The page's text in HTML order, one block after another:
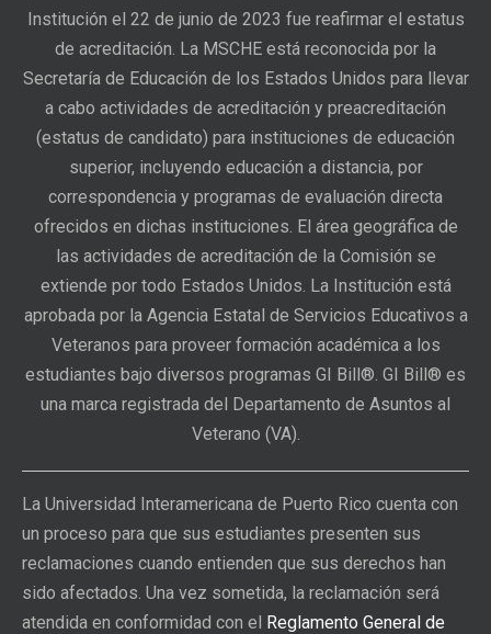
Institución el 22 de junio de 2023 fue reafirmar el estatus
de acreditación. La MSCHE está reconocida por la
Secretaría de Educación de los Estados Unidos para llevar
a cabo actividades de acreditación y preacreditación
(estatus de candidato) para instituciones de educación
superior, incluyendo educación a distancia, por
correspondencia y programas de evaluación directa
ofrecidos en dichas instituciones. El área geográfica de
las actividades de acreditación de la Comisión se
extiende por todo Estados Unidos. La Institución está
aprobada por la Agencia Estatal de Servicios Educativos a
Veteranos para proveer formación académica a los
estudiantes bajo diversos programas GI Bill®. GI Bill® es
una marca registrada del Departamento de Asuntos al
Veterano (VA).
La Universidad Interamericana de Puerto Rico cuenta con
un proceso para que sus estudiantes presenten sus
reclamaciones cuando entienden que sus derechos han
sido afectados. Una vez sometida, la reclamación será
atendida en conformidad con el Reglamento General de